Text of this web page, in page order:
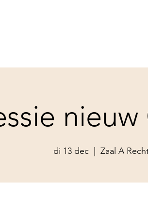
di 13 dec Zaal A